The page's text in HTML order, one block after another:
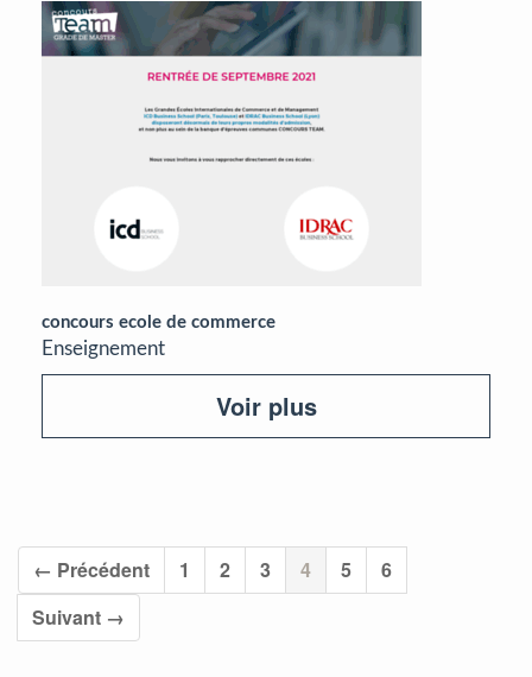
concours ecole de commerce
Enseignement
Voir plus
← Précédent 1 2 3 4(current)
5
6
Suivant →